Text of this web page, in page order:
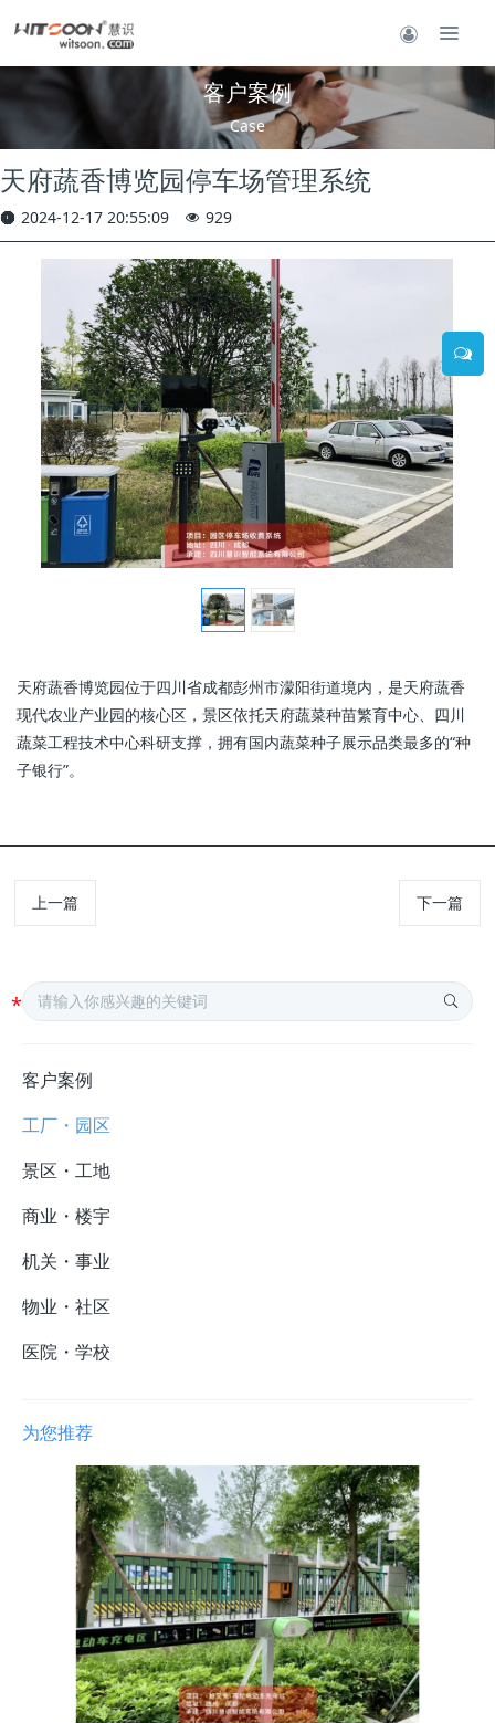
客户案例
Case
天府蔬香博览园停车场管理系统
2024-12-17 20:55:09 929
天府蔬香博览园位于四川省成都彭州市濛阳街道境内，是天府蔬香
现代农业产业园的核心区，景区依托天府蔬菜种苗繁育中心、四川
蔬菜工程技术中心科研支撑，拥有国内蔬菜种子展示品类最多的“种
子银行”。
上一篇 下一篇
客户案例
工厂・园区
景区・工地
商业・楼宇
机关・事业
物业・社区
医院・学校
为您推荐